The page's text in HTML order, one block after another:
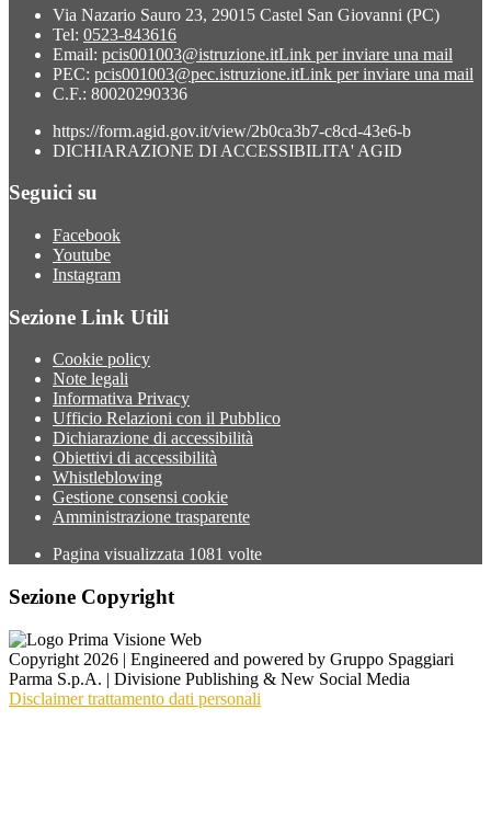
Via Nazario Sauro 23, 29015 Castel San Giovanni (PC)
Tel: 0523-843616
Email: pcis001003@istruzione.itLink per inviare una mail
PEC: pcis001003@pec.istruzione.itLink per inviare una mail
C.F.: 80020290336
https://form.agid.gov.it/view/2b0ca3b7-c8cd-43e6-b
DICHIARAZIONE DI ACCESSIBILITA' AGID
Seguici su
Facebook
Youtube
Instagram
Sezione Link Utili
Cookie policy
Note legali
Informativa Privacy
Ufficio Relazioni con il Pubblico
Dichiarazione di accessibilità
Obiettivi di accessibilità
Whistleblowing
Gestione consensi cookie
Amministrazione trasparente
Pagina visualizzata 1081 volte
Sezione Copyright
Copyright 2026 | Engineered and powered by Gruppo Spaggiari
Parma S.p.A. | Divisione Publishing & New Social Media
Disclaimer trattamento dati personali